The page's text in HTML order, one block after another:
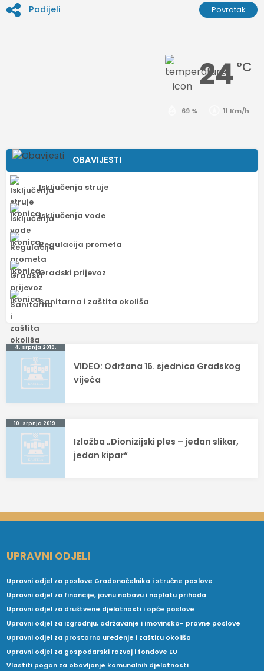
Podijeli Povratak
24 °C
69 % 11 Km/h
OBAVIJESTI
Isključenja struje
Isključenja vode
Regulacija prometa
Gradski prijevoz
Sanitarna i zaštita okoliša
Navigacija
objava
4. srpnja 2019.
VIDEO: Održana 16. sjednica Gradskog
vijeća
10. srpnja 2019.
Izložba „Dionizijski ples – jedan slikar,
jedan kipar“
UPRAVNI ODJELI
Upravni odjel za poslove Gradonačelnika i stručne poslove
Upravni odjel za financije, javnu nabavu i naplatu prihoda
Upravni odjel za društvene djelatnosti i opće poslove
Upravni odjel za izgradnju, održavanje i imovinsko- pravne poslove
Upravni odjel za prostorno uređenje i zaštitu okoliša
Upravni odjel za gospodarski razvoj i fondove EU
Vlastiti pogon za obavljanje komunalnih djelatnosti